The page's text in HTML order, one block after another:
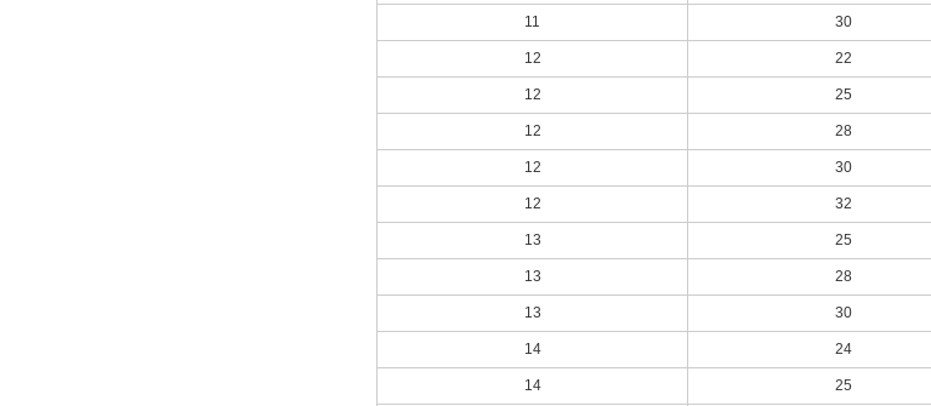
11 30
12 22
12 25
12 28
12 30
12 32
13 25
13 28
13 30
14 24
14 25